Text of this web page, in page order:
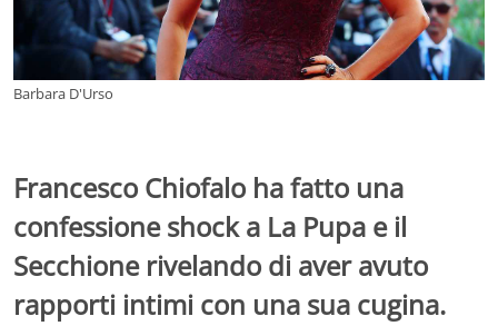
Barbara D'Urso
Francesco Chiofalo ha fatto una
confessione shock a La Pupa e il
Secchione rivelando di aver avuto
rapporti intimi con una sua cugina.